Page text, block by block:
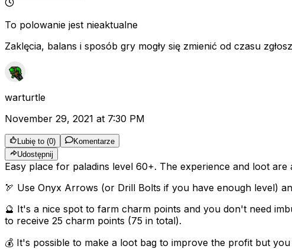
To polowanie jest nieaktualne
Zaklęcia, balans i sposób gry mogły się zmienić od czasu
warturtle
November 29, 2021 at 7:30 PM
Lubię to (0)
Komentarze
Udostępnij
Easy place for paladins level 60+. The experience and loot
🏹 Use Onyx Arrows (or Drill Bolts if you have enough level)
🔮 It's a nice spot to farm charm points and you don't need
to receive 25 charm points (75 in total).
💰 It's possible to make a loot bag to improve the profit but you